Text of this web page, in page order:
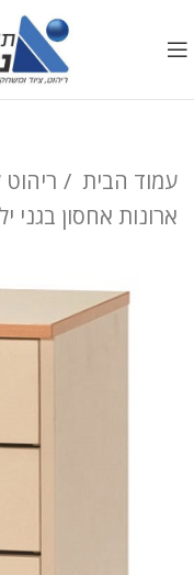
עמוד הבית
ריהוט
ארונות אחסון בגני